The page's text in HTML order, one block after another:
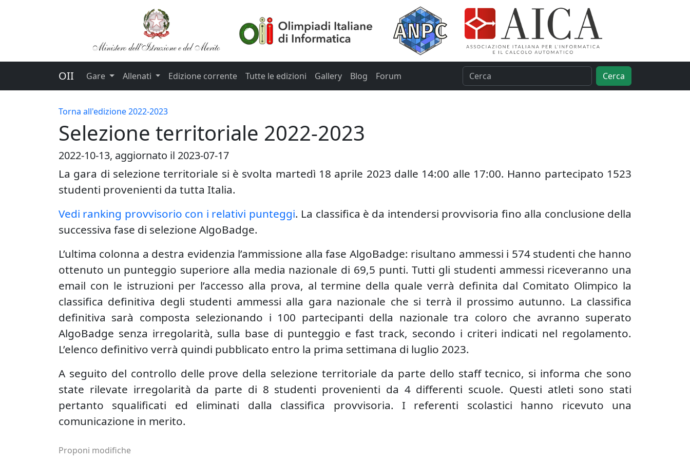
OII Gare Allenati Edizione corrente Tutte le edizioni Gallery Blog Forum Cerca
Torna all'edizione 2022-2023
Selezione territoriale 2022-2023
2022-10-13, aggiornato il 2023-07-17
La gara di selezione territoriale si è svolta martedì 18 aprile 2023 dalle 14:00 alle 17:00. Hanno partecipato 1523
studenti provenienti da tutta Italia.
Vedi ranking provvisorio con i relativi punteggi. La classifica è da intendersi provvisoria fino alla conclusione della
successiva fase di selezione AlgoBadge.
L’ultima colonna a destra evidenzia l’ammissione alla fase AlgoBadge: risultano ammessi i 574 studenti che hanno
ottenuto un punteggio superiore alla media nazionale di 69,5 punti. Tutti gli studenti ammessi riceveranno una
email con le istruzioni per l’accesso alla prova, al termine della quale verrà definita dal Comitato Olimpico la
classifica definitiva degli studenti ammessi alla gara nazionale che si terrà il prossimo autunno. La classifica
definitiva sarà composta selezionando i 100 partecipanti della nazionale tra coloro che avranno superato
AlgoBadge senza irregolarità, sulla base di punteggio e fast track, secondo i criteri indicati nel regolamento.
L’elenco definitivo verrà quindi pubblicato entro la prima settimana di luglio 2023.
A seguito del controllo delle prove della selezione territoriale da parte dello staff tecnico, si informa che sono
state rilevate irregolarità da parte di 8 studenti provenienti da 4 differenti scuole. Questi atleti sono stati
pertanto squalificati ed eliminati dalla classifica provvisoria. I referenti scolastici hanno ricevuto una
comunicazione in merito.
Proponi modifiche